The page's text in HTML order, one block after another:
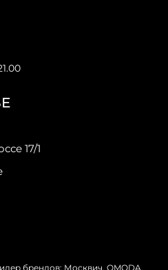
17/1
брендов: Москвич, OMODA,